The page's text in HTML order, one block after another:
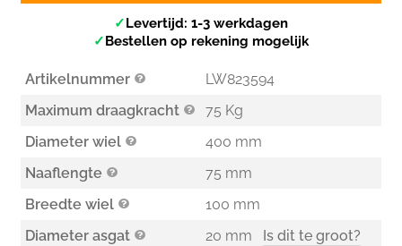
✓ Levertijd: 1-3 werkdagen
✓ Bestellen op rekening mogelijk
Artikelnummer
LW823594
Maximum draagkracht
75 Kg
Diameter wiel
400 mm
Naaflengte
75 mm
Breedte wiel
100 mm
Diameter asgat
20 mm
Is dit te groot?